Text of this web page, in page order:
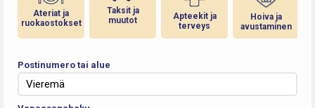
Ateriat ja
ruokaostokset
Taksit ja
muutot
Apteekit ja
terveys
Hoiva ja
avustaminen
Postinumero tai alue